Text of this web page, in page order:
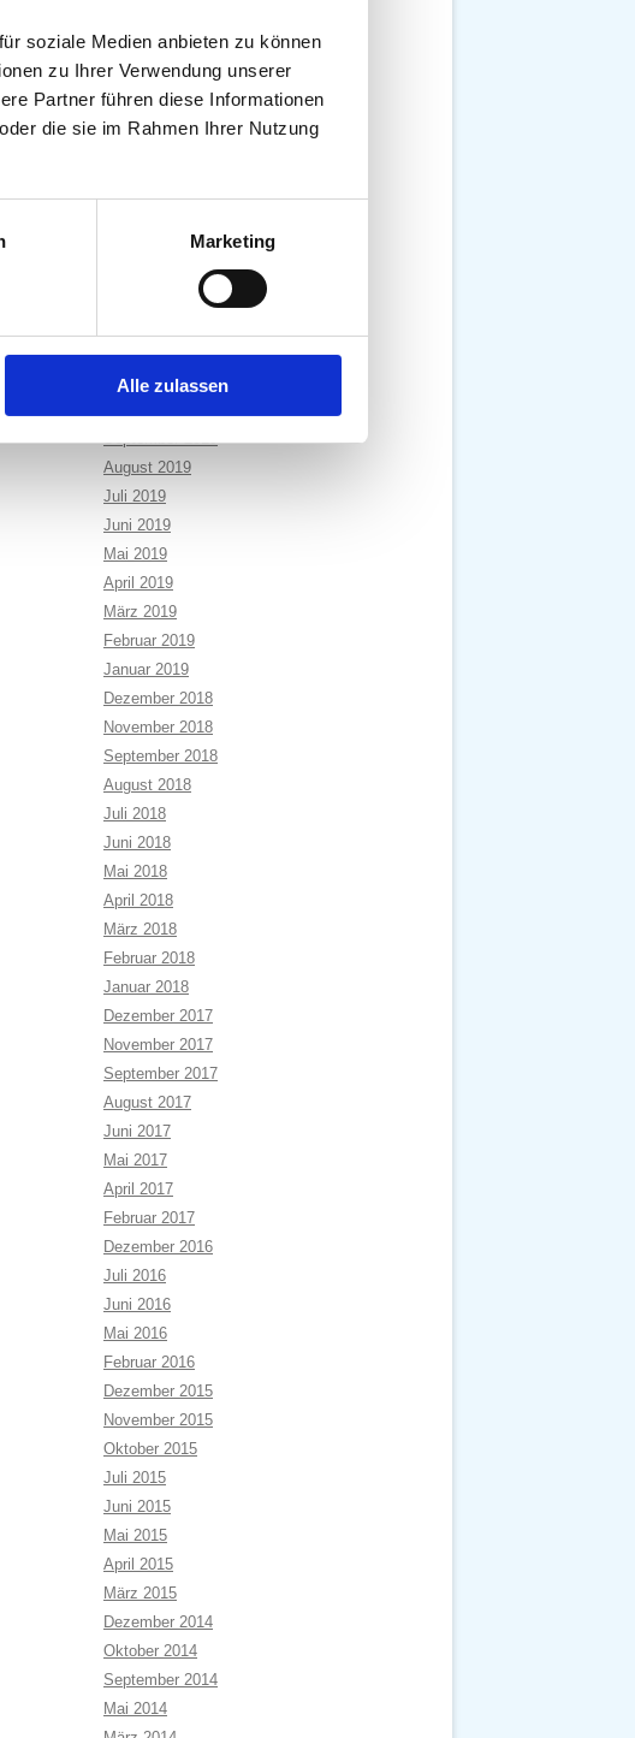
soziale Medien anbieten zu können
zu Ihrer Verwendung unserer
Partner führen diese Informationen
die sie im Rahmen Ihrer Nutzung
Marketing
Alle zulassen
April 2021
März 2021
Februar 2021
Januar 2021
September 2020
Januar 2020
Dezember 2019
September 2019
August 2019
Juli 2019
Juni 2019
Mai 2019
April 2019
März 2019
Februar 2019
Januar 2019
Dezember 2018
November 2018
September 2018
August 2018
Juli 2018
Juni 2018
Mai 2018
April 2018
März 2018
Februar 2018
Januar 2018
Dezember 2017
November 2017
September 2017
August 2017
Juni 2017
Mai 2017
April 2017
Februar 2017
Dezember 2016
Juli 2016
Juni 2016
Mai 2016
Februar 2016
Dezember 2015
November 2015
Oktober 2015
Juli 2015
Juni 2015
Mai 2015
April 2015
März 2015
Dezember 2014
Oktober 2014
September 2014
Mai 2014